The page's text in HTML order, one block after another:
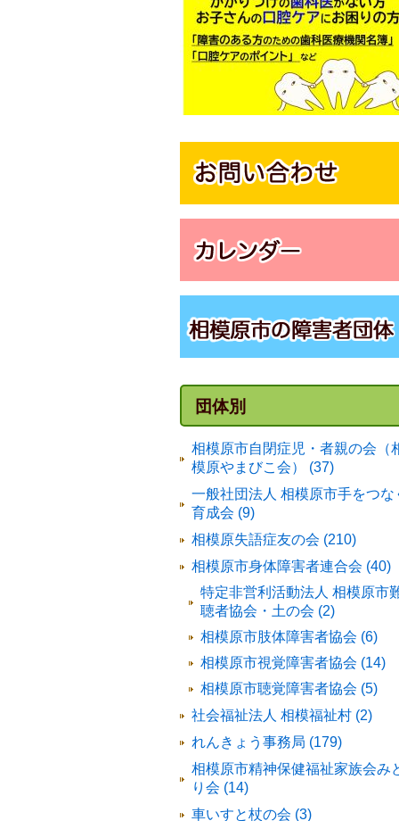
団体別
相模原市自閉症児・者親の会（
模原やまびこ会） (37)
一般社団法人 相模原市手をつな
育成会 (9)
相模原失語症友の会 (210)
相模原市身体障害者連合会 (40)
特定非営利活動法人 相模原市
聴者協会・土の会 (2)
相模原市肢体障害者協会 (6)
相模原市視覚障害者協会 (14)
相模原市聴覚障害者協会 (5)
社会福祉法人 相模福祉村 (2)
れんきょう事務局 (179)
相模原市精神保健福祉家族会み
り会 (14)
車いすと杖の会 (3)